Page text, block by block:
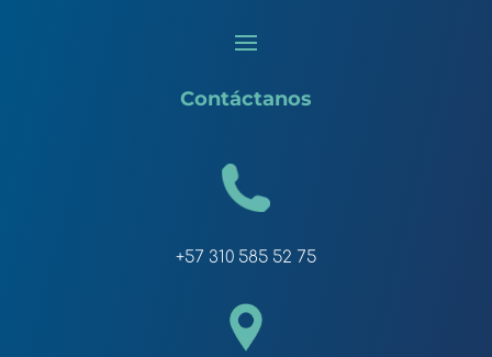
Contáctanos
+57 310 585 52 75